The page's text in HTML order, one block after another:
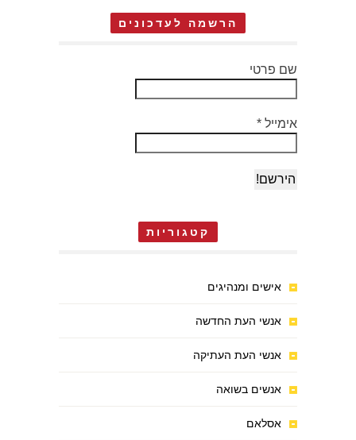
הרשמה לעדכונים
שם פרטי
אימייל *
קטגוריות
אישים ומנהיגים
אנשי העת החדשה
אנשי העת העתיקה
אנשים בשואה
אסלאם